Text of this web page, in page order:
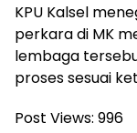
KPU Kalsel
perkara di MK
lembaga
proses sesuai
Post Views: 996